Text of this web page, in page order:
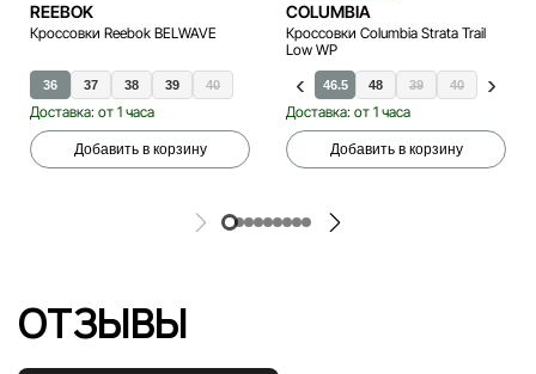
REEBOK
Кроссовки Reebok BELWAVE
36 37 38 39 40
Доставка: от 1 часа
Добавить в корзину
COLUMBIA
Кроссовки Columbia Strata Trail
Low WP
41 43 43.5 44 46 46.5 48 39 40 40.5
Доставка: от 1 часа
Добавить в корзину
ОТЗЫВЫ